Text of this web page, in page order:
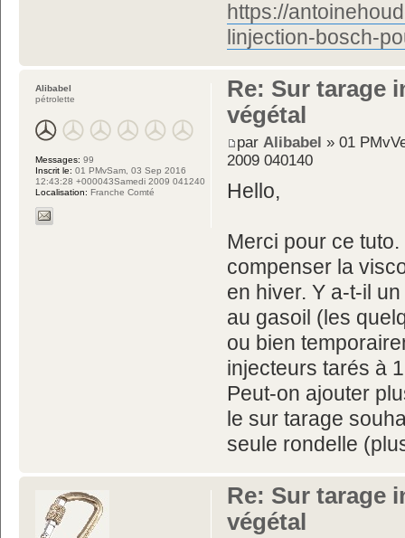
https://
linjection-bosch-
Re: Sur tarage
végétal
par Alibabel » 01
2009 040140
Hello,
Merci pour ce
compenser la
en hiver. Y a-t-il
au gasoil (les
ou bien
injecteurs tarés à
Peut-on ajouter
le sur tarage
seule rondelle
Alibabel
pétrolette
Messages: 99
Inscrit le: 01 PMvSam, 03 Sep 2016
12:43:28 +000043Samedi 2009 041240
Localisation: Franche Comté
Re: Sur tarage
végétal